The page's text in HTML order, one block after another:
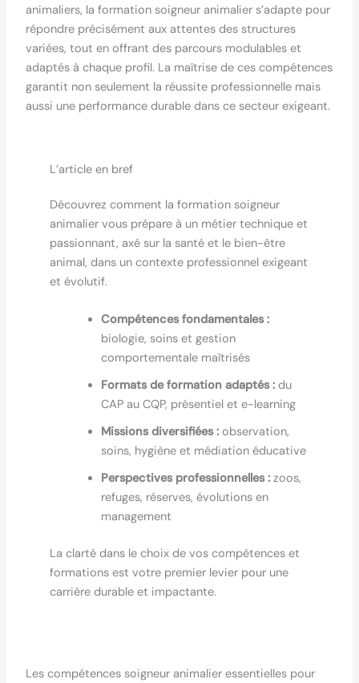
animaliers, la formation soigneur animalier s’adapte pour
répondre précisément aux attentes des structures
variées, tout en offrant des parcours modulables et
adaptés à chaque profil. La maîtrise de ces compétences
garantit non seulement la réussite professionnelle mais
aussi une performance durable dans ce secteur exigeant.
L’article en bref
Découvrez comment la formation soigneur
animalier vous prépare à un métier technique et
passionnant, axé sur la santé et le bien-être
animal, dans un contexte professionnel exigeant
et évolutif.
Compétences fondamentales :
biologie, soins et gestion
comportementale maîtrisés
Formats de formation adaptés :du
CAP au CQP, présentiel et e-learning
Missions diversifiées :observation,
soins, hygiène et médiation éducative
Perspectives professionnelles :zoos,
refuges, réserves, évolutions en
management
La clarté dans le choix de vos compétences et
formations est votre premier levier pour une
carrière durable et impactante.
Les compétences soigneur animalier essentielles pour